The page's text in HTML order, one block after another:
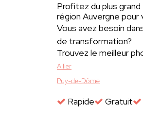
Profitez du plus
région Auvergne
Vous avez besoin
de transformation?
Trouvez le meilleur
Allier
Puy-de-Dôme
Rapide Gratuit